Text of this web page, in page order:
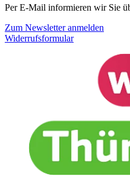
Per E-Mail informieren wir Sie
Zum Newsletter anmelden
Widerrufsformular